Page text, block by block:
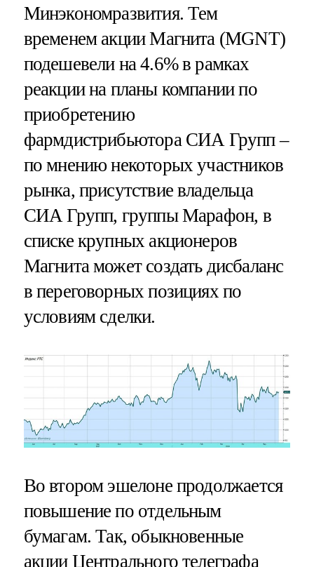
Минэкономразвития. Тем
временем акции Магнита (MGNT)
подешевели на 4.6% в рамках
реакции на планы компании по
приобретению
фармдистрибьютора СИА Групп –
по мнению некоторых участников
рынка, присутствие владельца
СИА Групп, группы Марафон, в
списке крупных акционеров
Магнита может создать дисбаланс
в переговорных позициях по
условиям сделки.
Во втором эшелоне продолжается
повышение по отдельным
бумагам. Так, обыкновенные
акции Центрального телеграфа